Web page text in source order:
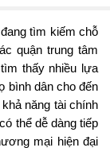
tìm kiếm chỗ
quận trung tâm
thấy nhiều lựa
bình dân cho đến
năng tài chính
thể dễ dàng tiếp
mại hiện đại